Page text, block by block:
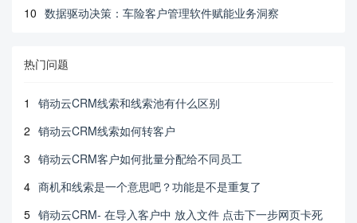
10 数据驱动决策：车险客户管理软件赋能业务洞察
热门问题
1
销动云CRM线索和线索池有什么区别
2 销动云CRM线索如何转客户
3 销动云CRM客户如何批量分配给不同员工
4 商机和线索是一个意思吧？功能是不是重复了
5 销动云CRM- 在导入客户中 放入文件 点击下一步网页卡死